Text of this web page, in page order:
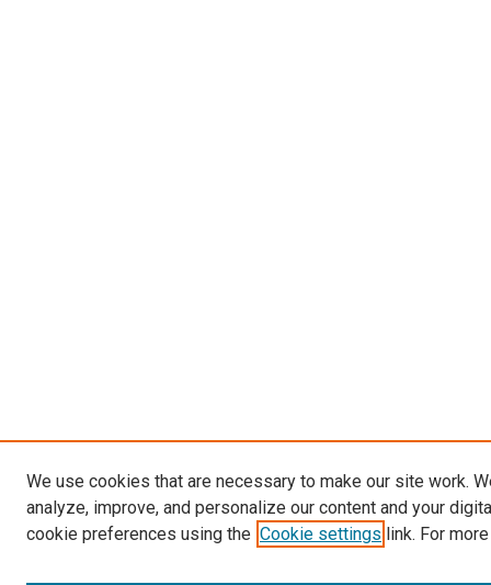
We use cookies that are necessary to make our site work.
analyze, improve, and personalize our content and your
cookie preferences using the Cookie settings link. For